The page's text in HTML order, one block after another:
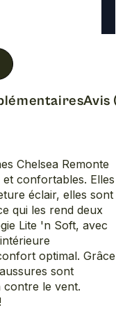
Avis
Chelsea Remonte
confortables. Elles
éclair, elles sont
qui les rend deux
Lite 'n Soft, avec
optimal. Grâce
sont
le vent.